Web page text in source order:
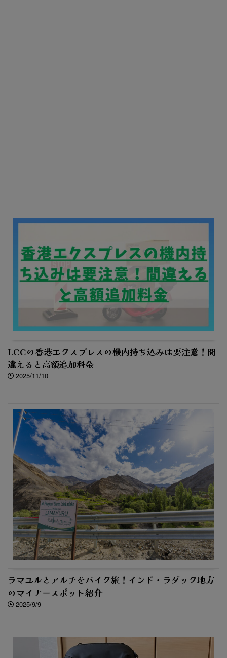
LCCの香港エクスプレスの機内持ち込みは要注意！間
違えると高額追加料金
2025/11/10
ラマユルとアルチをバイク旅！インド・ラダック地方
のマイナースポット紹介
2025/9/9